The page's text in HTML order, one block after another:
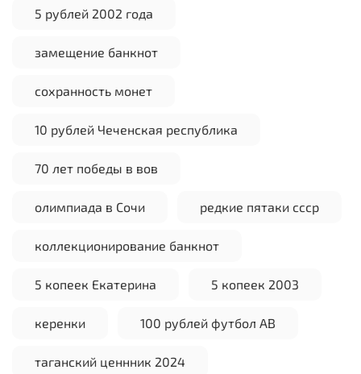
5 рублей 2002 года
замещение банкнот
сохранность монет
10 рублей Чеченская республика
70 лет победы в вов
олимпиада в Сочи редкие пятаки ссср
коллекционирование банкнот
5 копеек Екатерина 5 копеек 2003
керенки 100 рублей футбол АВ
таганский ценнник 2024